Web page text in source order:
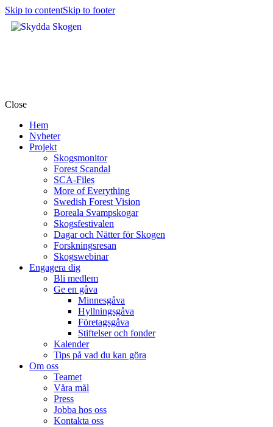
Skip to contentSkip to footer
Close
Hem
Nyheter
Projekt
Skogsmonitor
Forest Scandal
SCA-Files
More of Everything
Swedish Forest Vision
Boreala Svampskogar
Skogsfestivalen
Dagar och Nätter för Skogen
Forskningsresan
Skogswebinar
Engagera dig
Bli medlem
Ge en gåva
Minnesgåva
Hyllningsgåva
Företagsgåva
Stiftelser och fonder
Kalender
Tips på vad du kan göra
Om oss
Teamet
Våra mål​
Press
Jobba hos oss
Kontakta oss